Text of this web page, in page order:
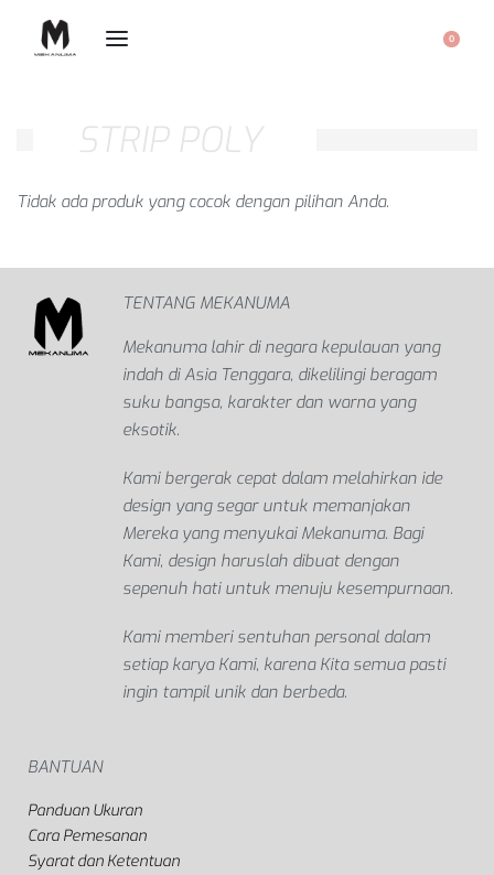
0
STRIP POLY
Tidak ada produk yang cocok dengan pilihan Anda.
TENTANG MEKANUMA
Mekanuma lahir di negara kepulauan yang
indah di Asia Tenggara, dikelilingi beragam
suku bangsa, karakter dan warna yang
eksotik.
Kami bergerak cepat dalam melahirkan ide
design yang segar untuk memanjakan
Mereka yang menyukai Mekanuma. Bagi
Kami, design haruslah dibuat dengan
sepenuh hati untuk menuju kesempurnaan.
Kami memberi sentuhan personal dalam
setiap karya Kami, karena Kita semua pasti
ingin tampil unik dan berbeda.
BANTUAN
Panduan Ukuran
Cara Pemesanan
Syarat dan Ketentuan